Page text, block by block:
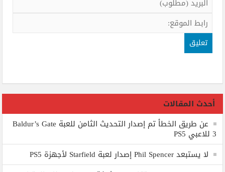
أحدث المقالات
عن طريق الخطأ تم إصدار التحديث الثامن للعبة Baldur’s Gate
3 للاعبي PS5
لا يستبعد Phil Spencer إصدار لعبة Starfield لأجهزة PS5